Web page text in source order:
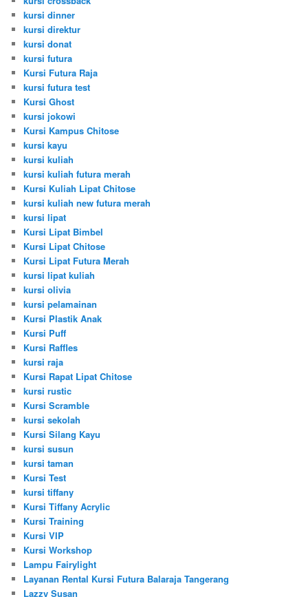
kursi dinner
kursi direktur
kursi donat
kursi futura
Kursi Futura Raja
kursi futura test
Kursi Ghost
kursi jokowi
Kursi Kampus Chitose
kursi kayu
kursi kuliah
kursi kuliah futura merah
Kursi Kuliah Lipat Chitose
kursi kuliah new futura merah
kursi lipat
Kursi Lipat Bimbel
Kursi Lipat Chitose
Kursi Lipat Futura Merah
kursi lipat kuliah
kursi olivia
kursi pelamainan
Kursi Plastik Anak
Kursi Puff
Kursi Raffles
kursi raja
Kursi Rapat Lipat Chitose
kursi rustic
Kursi Scramble
kursi sekolah
Kursi Silang Kayu
kursi susun
kursi taman
Kursi Test
kursi tiffany
Kursi Tiffany Acrylic
Kursi Training
Kursi VIP
Kursi Workshop
Lampu Fairylight
Layanan Rental Kursi Futura Balaraja Tangerang
Lazzy Susan